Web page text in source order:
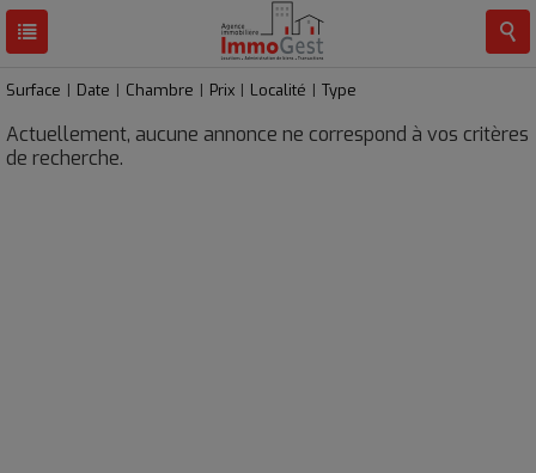
RESULTATS
Surface | Date | Chambre | Prix | Localité | Type
Actuellement, aucune annonce ne correspond à vos critères
de recherche.